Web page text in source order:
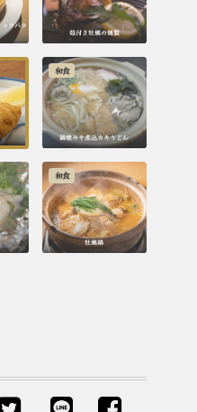
ックバタ
殻付き牡蠣の燻製
和食
鍋焼みそ煮込カキうどん
和食
牡蠣鍋